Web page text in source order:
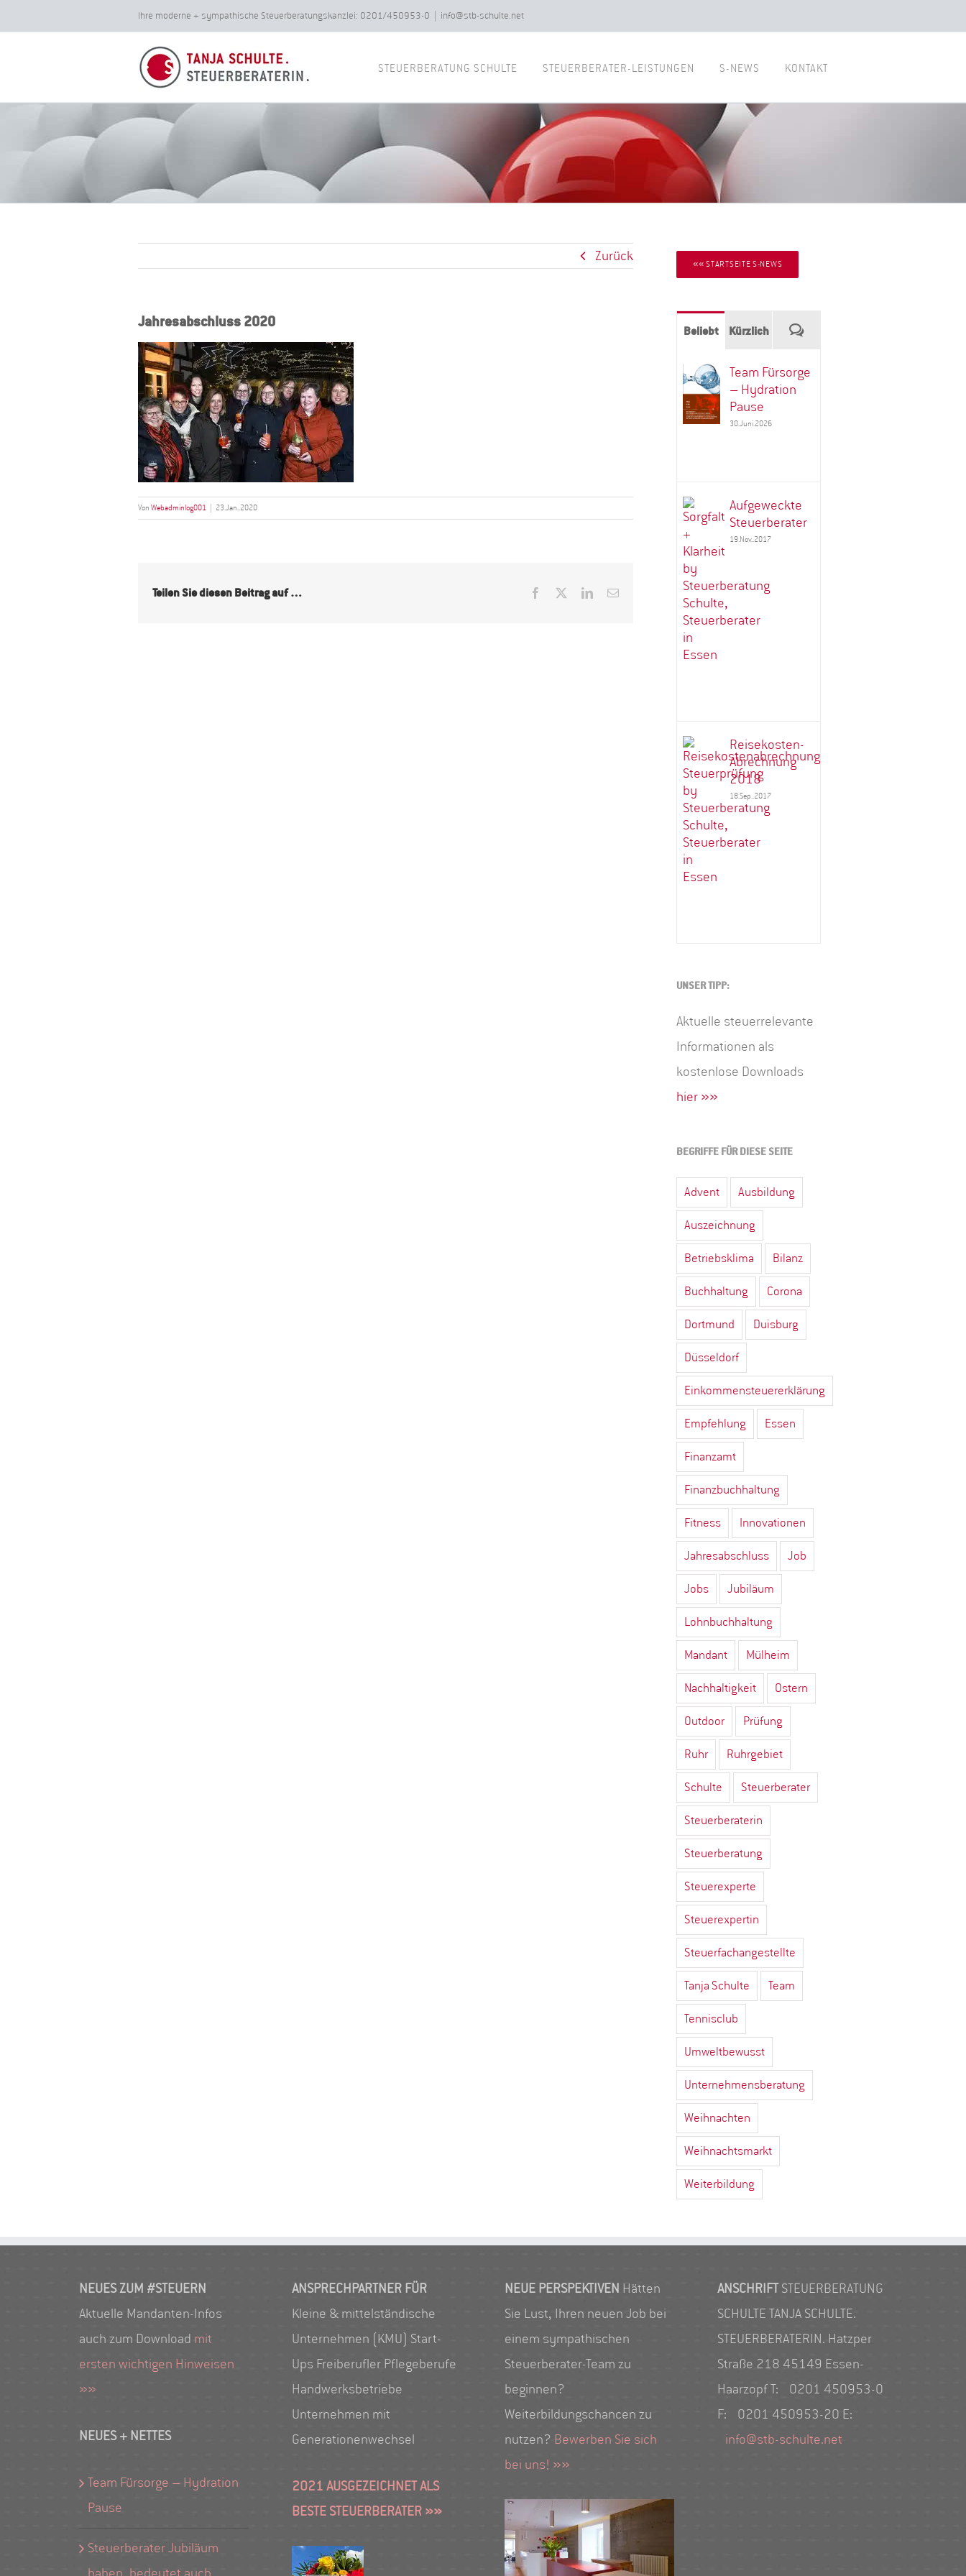
Inhalt
Ihre moderne + sympathische Steuerberatungskanzlei: 0201/450953-0 info@stb-schulte.net
STEUERBERATUNG SCHULTE STEUERBERATER-LEISTUNGEN S-NEWS KONTAKT
Zurück
Jahresabschluss 2020
Von Webadminlog001 23.Jan..2020
Teilen Sie diesen Beitrag auf … Facebook LinkedIn
E-
«« STARTSEITE S-NEWS
Beliebt Kürzlich Kommentare
Team Fürsorge
– Hydration
Pause
30.Juni.2026
Aufgeweckte
Steuerberater
19.Nov..2017
Reisekosten-
Abrechnung
2018
18.Sep..2017
UNSER TIPP:
Aktuelle steuerrelevante
Informationen als
kostenlose Downloads
hier »»
BEGRIFFE FÜR DIESE SEITE
Advent Ausbildung
Auszeichnung
Betriebsklima Bilanz
Buchhaltung Corona
Dortmund Duisburg
Düsseldorf
Einkommensteuererklärung
Empfehlung Essen
Finanzamt
Finanzbuchhaltung
Fitness Innovationen
Jahresabschluss Job
Jobs Jubiläum
Lohnbuchhaltung
Mandant Mülheim
Nachhaltigkeit Ostern
Outdoor Prüfung
Ruhr Ruhrgebiet
Schulte Steuerberater
Steuerberaterin
Steuerberatung
Steuerexperte
Steuerexpertin
Steuerfachangestellte
Tanja Schulte Team
Tennisclub
Umweltbewusst
Unternehmensberatung
Weihnachten
Weihnachtsmarkt
Weiterbildung
NEUES ZUM #STEUERN
Aktuelle Mandanten-Infos
auch zum Download mit
ersten wichtigen Hinweisen
»»
NEUES + NETTES
Team Fürsorge – Hydration
Pause
Steuerberater Jubiläum
ANSPRECHPARTNER FÜR
Kleine & mittelständische
Unternehmen (KMU) Start-
Ups Freiberufler Pflegeberufe
Handwerksbetriebe
Unternehmen mit
Generationenwechsel
2021 AUSGEZEICHNET ALS
BESTE STEUERBERATER »»
NEUE PERSPEKTIVEN Hätten
Sie Lust, Ihren neuen Job bei
einem sympathischen
Steuerberater-Team zu
beginnen?
Weiterbildungschancen zu
nutzen? Bewerben Sie sich
bei uns! »»
ANSCHRIFTSTEUERBERATUNG
SCHULTE TANJA SCHULTE.
STEUERBERATERIN. Hatzper
Straße 218 45149 Essen-
Haarzopf T: 0201 450953-0
F: 0201 450953-20 E:
info@stb-schulte.net